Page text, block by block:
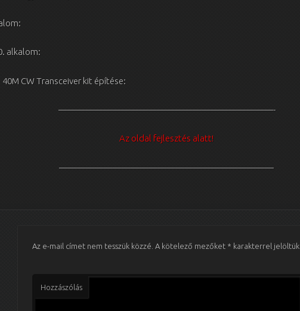
alkalom:
40M CW Transceiver kit építése:
————————————————————————-
Az oldal fejlesztés alatt!
————————————————————————
Az e-mail címet nem tesszük közzé. A kötelező mezőket * karakterrel jelöltük
Hozzászólás